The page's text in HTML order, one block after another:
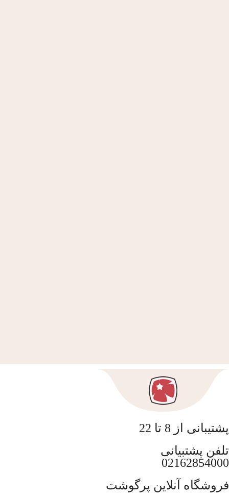
پشتیبانی از 8 تا 22
تلفن پشتبیانی
02162854000
فروشگاه آنلاین پرگوشت